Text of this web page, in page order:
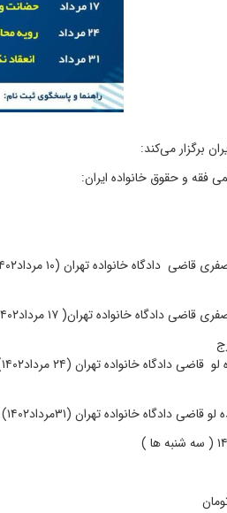
برگزار می‌کند:
فقه و حقوق خانواده ایران:
دادگاه خانواده تهران (۱۰ مرداد۱۴۰۲)
دادگاه خانواده تهران( ۱۷ مرداد۱۴۰۲)
دادگاه خانواده تهران (۲۴ مرداد۱۴۰۲)
دادگاه خانواده تهران (۳۱مرداد۱۴۰۲)